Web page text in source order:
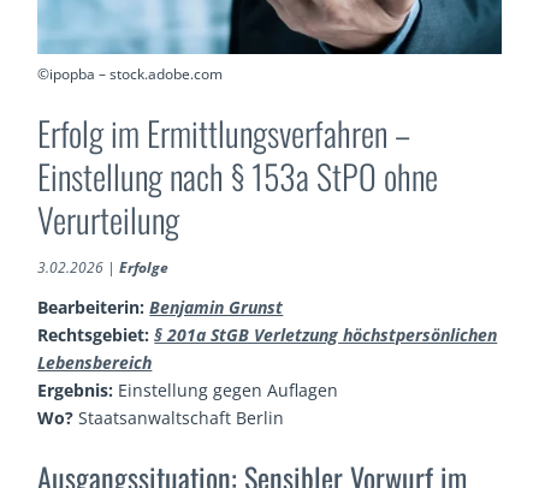
©ipopba – stock.adobe.com
Erfolg im Ermittlungsverfahren –
Einstellung nach § 153a StPO ohne
Verurteilung
3.02.2026 |Erfolge
Bearbeiterin: Benjamin Grunst
Rechtsgebiet: § 201a StGB Verletzung höchstpersönlichen
Lebensbereich
Ergebnis: Einstellung gegen Auflagen
Wo? Staatsanwaltschaft Berlin
Ausgangssituation: Sensibler Vorwurf im